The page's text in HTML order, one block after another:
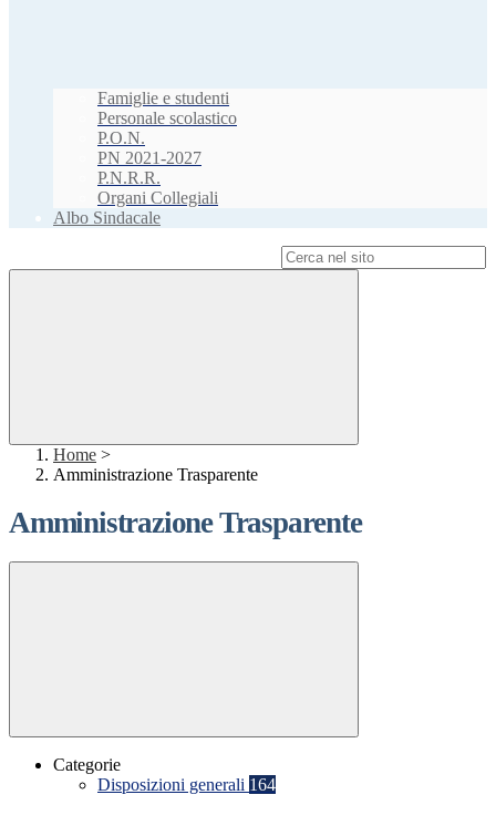
Famiglie e studenti
Personale scolastico
P.O.N.
PN 2021-2027
P.N.R.R.
Organi Collegiali
Albo Sindacale
Home >
Amministrazione Trasparente
Amministrazione Trasparente
Categorie
Disposizioni generali 164